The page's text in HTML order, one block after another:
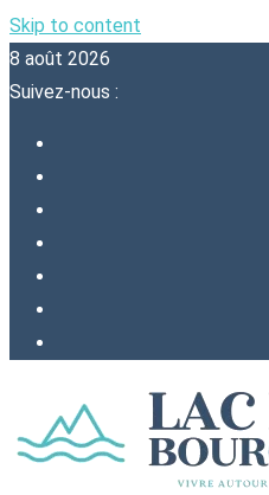
Skip to content
8 août 2026
Suivez-nous :